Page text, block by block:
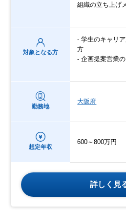
組織の立ち上げ
対象となる方
- 学生のキャリ
方
- 企画提案営業
勤務地
大阪府
想定年収
600～800万円
詳しく見